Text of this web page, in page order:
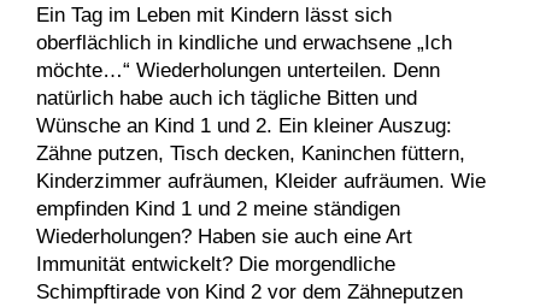
Ein Tag im Leben mit Kindern lässt sich
oberflächlich in kindliche und erwachsene „Ich
möchte…“ Wiederholungen unterteilen. Denn
natürlich habe auch ich tägliche Bitten und
Wünsche an Kind 1 und 2. Ein kleiner Auszug:
Zähne putzen, Tisch decken, Kaninchen füttern,
Kinderzimmer aufräumen, Kleider aufräumen. Wie
empfinden Kind 1 und 2 meine ständigen
Wiederholungen? Haben sie auch eine Art
Immunität entwickelt? Die morgendliche
Schimpftirade von Kind 2 vor dem Zähneputzen